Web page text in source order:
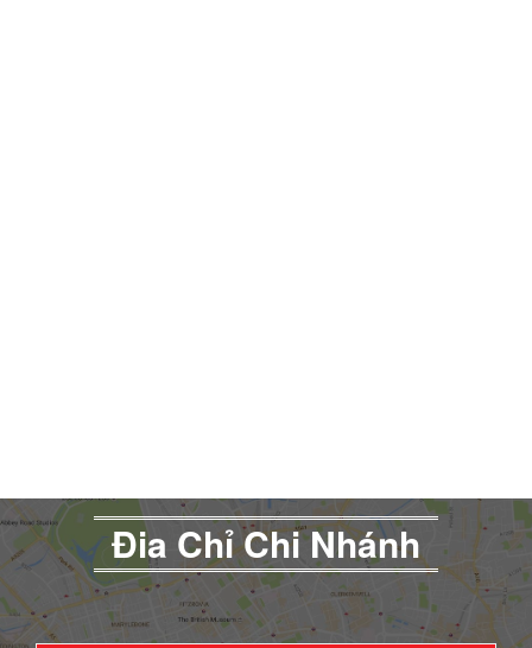
Đia Chỉ Chi Nhánh